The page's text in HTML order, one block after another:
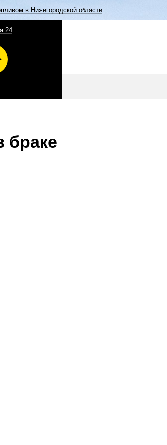
в Нижегородской области
24
браке